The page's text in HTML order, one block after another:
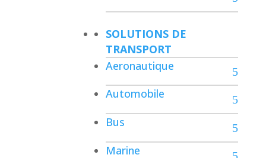
SOLUTIONS DE
TRANSPORT
Aeronautique
Automobile
Bus
Marine